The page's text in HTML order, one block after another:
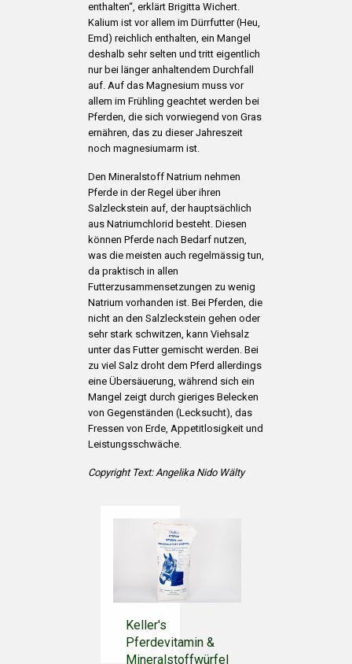
enthalten“, erklärt Brigitta Wichert.
Kalium ist vor allem im Dürrfutter (Heu,
Emd) reichlich enthalten, ein Mangel
deshalb sehr selten und tritt eigentlich
nur bei länger anhaltendem Durchfall
auf. Auf das Magnesium muss vor
allem im Frühling geachtet werden bei
Pferden, die sich vorwiegend von Gras
ernähren, das zu dieser Jahreszeit
noch magnesiumarm ist.
Den Mineralstoff Natrium nehmen
Pferde in der Regel über ihren
Salzleckstein auf, der hauptsächlich
aus Natriumchlorid besteht. Diesen
können Pferde nach Bedarf nutzen,
was die meisten auch regelmässig tun,
da praktisch in allen
Futterzusammensetzungen zu wenig
Natrium vorhanden ist. Bei Pferden, die
nicht an den Salzleckstein gehen oder
sehr stark schwitzen, kann Viehsalz
unter das Futter gemischt werden. Bei
zu viel Salz droht dem Pferd allerdings
eine Übersäuerung, während sich ein
Mangel zeigt durch gieriges Belecken
von Gegenständen (Lecksucht), das
Fressen von Erde, Appetitlosigkeit und
Leistungsschwäche.
Copyright Text: Angelika Nido Wälty
Keller's
Pferdevitamin &
Mineralstoffwürfel